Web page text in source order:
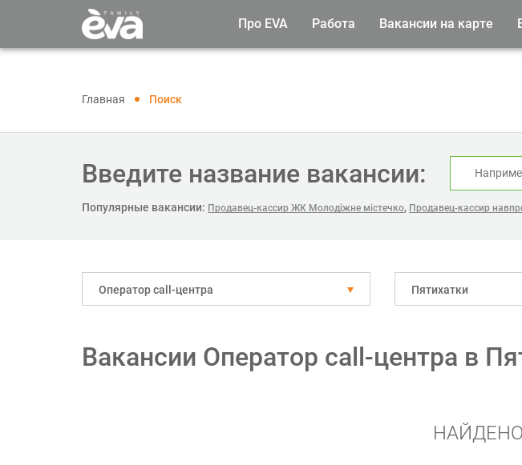
Про EVA Работа Вакансии на карте
Главная Поиск
Введите название вакансии:
Популярные вакансии: Продавец-кассир ЖК Молодіжне містечко, Продавец-кассир
Оператор call-центра Пятихатки
Вакансии Оператор call-центра в